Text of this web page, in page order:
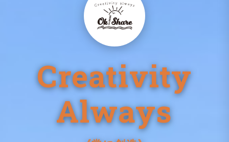
Creativity
Always